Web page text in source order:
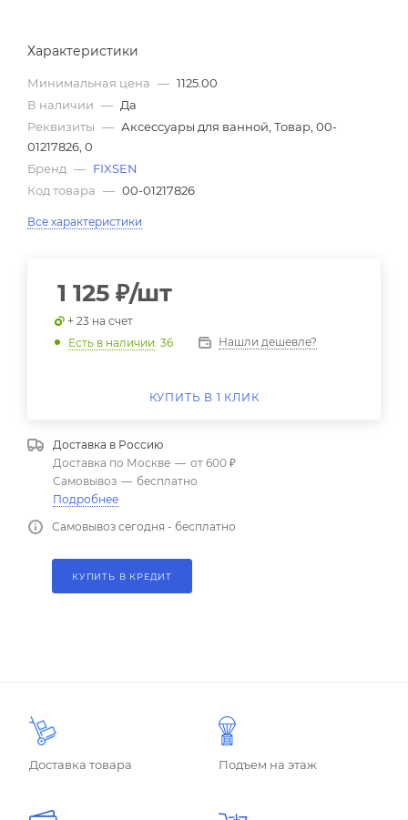
Характеристики
Минимальная цена — 1125.00
В наличии — Да
Реквизиты — Аксессуары для ванной, Товар, 00-
01217826, 0
Бренд — FIXSEN
Код товара — 00-01217826
Все характеристики
1 125 ₽/шт
+ 23 на счет
Есть в наличии: 36 Нашли дешевле?
КУПИТЬ В 1 КЛИК
Доставка в Россию
Доставка по Москве — от 600 ₽
Самовывоз — бесплатно
Подробнее
Самовывоз сегодня - бесплатно
КУПИТЬ В КРЕДИТ
Доставка товара Подъем на этаж